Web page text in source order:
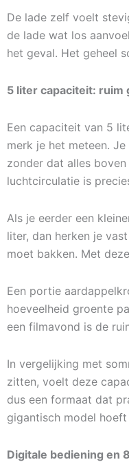
De lade zelf voelt
de lade wat los
het geval. Het geheel
5 liter capaciteit: ruim
Een capaciteit van 5
merk je het meteen.
zonder dat alles
luchtcirculatie is
Als je eerder een
liter, dan herken je
moet bakken. Met
Een portie
hoeveelheid groente
een filmavond is de
In vergelijking met
zitten, voelt deze
dus een formaat dat
gigantisch model
Digitale bediening en